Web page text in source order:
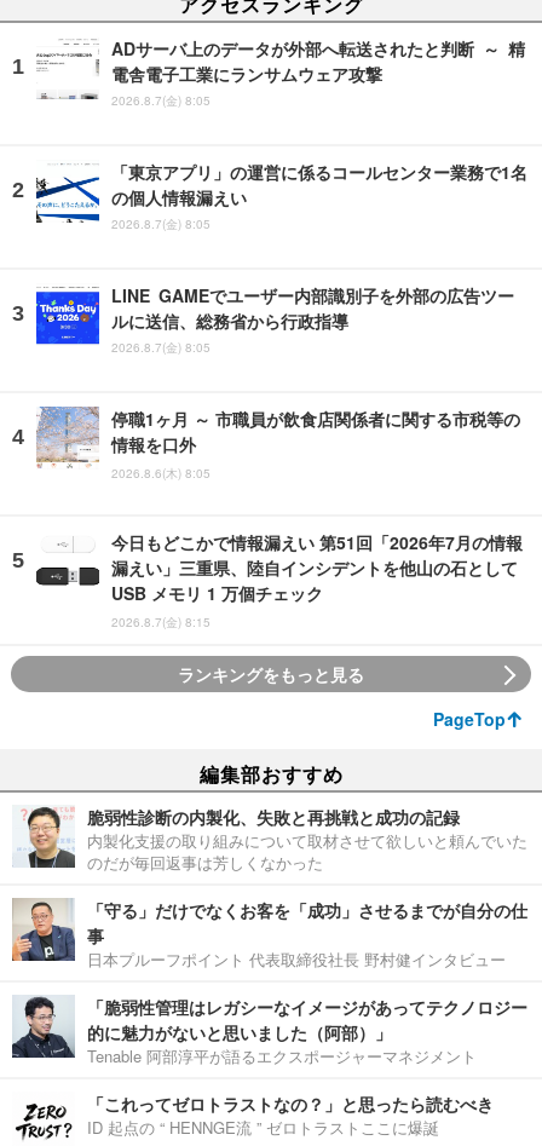
ADサーバ上のデータが外部へ転送されたと判断 ～ 精
電舎電子工業にランサムウェア攻撃
2026.8.7(金) 8:05
「東京アプリ」の運営に係るコールセンター業務で1名
の個人情報漏えい
2026.8.7(金) 8:05
LINE GAMEでユーザー内部識別子を外部の広告ツー
ルに送信、総務省から行政指導
2026.8.7(金) 8:05
停職1ヶ月 ～ 市職員が飲食店関係者に関する市税等の
情報を口外
2026.8.6(木) 8:05
今日もどこかで情報漏えい 第51回「2026年7月の情報
漏えい」三重県、陸自インシデントを他山の石として
USB メモリ 1 万個チェック
2026.8.7(金) 8:15
ランキングをもっと見る
PageTop
編集部おすすめ
脆弱性診断の内製化、失敗と再挑戦と成功の記録
内製化支援の取り組みについて取材させて欲しいと頼んでいた
のだが毎回返事は芳しくなかった
「守る」だけでなくお客を「成功」させるまでが自分の仕
事
日本プルーフポイント 代表取締役社長 野村健インタビュー
「脆弱性管理はレガシーなイメージがあってテクノロジー
的に魅力がないと思いました（阿部）」
Tenable 阿部淳平が語るエクスポージャーマネジメント
「これってゼロトラストなの？」と思ったら読むべき
ID 起点の “ HENNGE流 ” ゼロトラストここに爆誕